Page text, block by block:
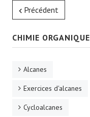
Précédent
CHIMIE ORGANIQUE
Alcanes
Exercices d'alcanes
Cycloalcanes